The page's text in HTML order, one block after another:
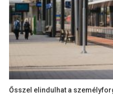
Ősszel elindulhat a